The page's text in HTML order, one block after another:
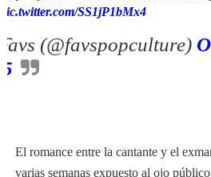
pic.twitter.com/SS1jP1bMx4
(@favspopculture)
El romance entre la cantante y el
varias semanas expuesto al ojo